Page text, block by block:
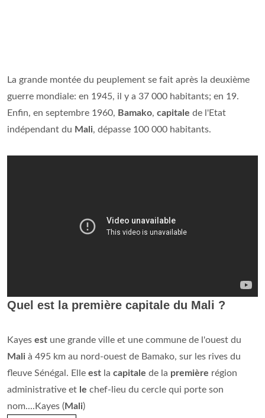
La grande montée du peuplement se fait après la deuxième
guerre mondiale: en 1945, il y a 37 000 habitants; en 19.
Enfin, en septembre 1960, Bamako, capitale de l'Etat
indépendant du Mali, dépasse 100 000 habitants.
Quel est la première capitale du Mali ?
Kayes est une grande ville et une commune de l'ouest du
Mali à 495 km au nord-ouest de Bamako, sur les rives du
fleuve Sénégal. Elle est la capitale de la première région
administrative et le chef-lieu du cercle qui porte son
nom....Kayes (Mali)